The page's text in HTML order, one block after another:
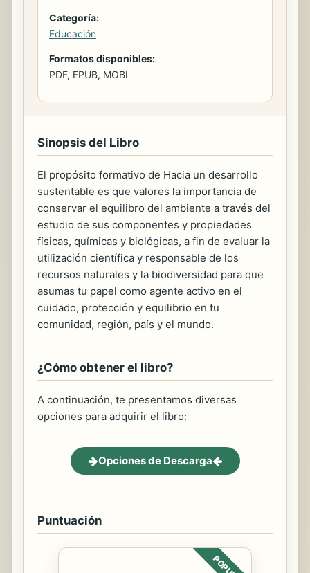
Categoría:
Educación
Formatos disponibles:
PDF, EPUB, MOBI
Sinopsis del Libro
El propósito formativo de Hacia un desarrollo
sustentable es que valores la importancia de
conservar el equilibro del ambiente a través del
estudio de sus componentes y propiedades
físicas, químicas y biológicas, a fin de evaluar la
utilización científica y responsable de los
recursos naturales y la biodiversidad para que
asumas tu papel como agente activo en el
cuidado, protección y equilibrio en tu
comunidad, región, país y el mundo.
¿Cómo obtener el libro?
A continuación, te presentamos diversas
opciones para adquirir el libro:
Opciones de Descarga
Puntuación